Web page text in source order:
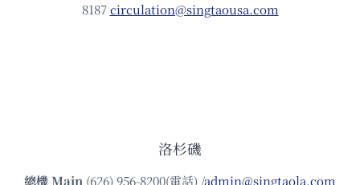
8187circulation@singtaousa.com
洛杉磯
總機Main (626) 956-8200(電話) /admin@singtaola.com